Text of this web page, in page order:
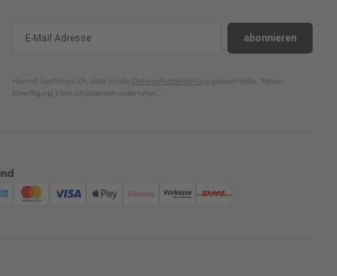
abonnieren
Hiermit bestätige ich, dass ich die Datenschutzerklärung gelesen habe. Meine
Einwilligung kann ich jederzeit widerrufen.